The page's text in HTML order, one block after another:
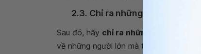
2.3. Chỉ ra những người lớn
Sau đó, hãy chỉ ra những người lớn
về những người lớn mà trẻ có thể tìm